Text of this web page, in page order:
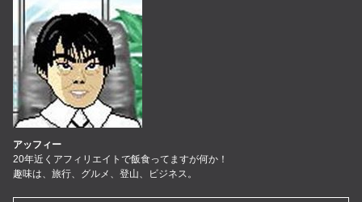
アッフィー
20年近くアフィリエイトで飯食ってますが何か！
趣味は、旅行、グルメ、登山、ビジネス。